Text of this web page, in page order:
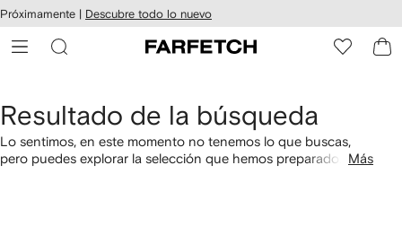
al
Próximamente | Descubre todo lo nuevo
Resultado de la búsqueda
Lo sentimos, en este momento no tenemos lo que buscas,
pero puedes explorar la selección que hemos preparado
Más